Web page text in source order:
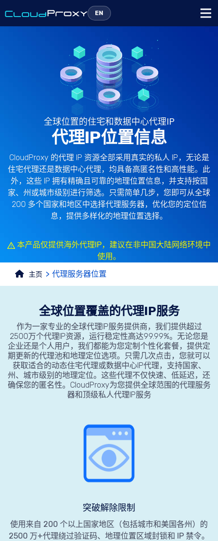
EN
全球位置的住宅和数据中心代理IP
代理IP位置信息
CloudProxy 的代理 IP 资源全部采用真实的私人 IP，无论是
住宅代理还是数据中心代理，均具备高匿名性和高性能。此
外，这些 IP 拥有精确且可靠的地理位置信息，并支持按国
家、州或城市级别进行筛选。只需简单几步，您即可从全球
200 多个国家和地区中选择代理服务器，优化您的定位信
息，提供多样化的地理位置选择。
本产品仅提供海外代理IP，建议在非中国大陆网络环境中
使用。
主页 代理服务器位置
全球位置覆盖的代理IP服务
作为一家专业的全球代理IP服务提供商，我们提供超过
2500万个代理IP资源，运行稳定性高达99.99%。无论您是
企业还是个人用户，我们都能为您定制个性化套餐，提供定
期更新的代理池和地理定位选项。只需几次点击，您就可以
获取适合的动态住宅代理或数据中心IP代理，支持国家、
州、城市级别的地理定位。这些代理不仅快速、低延迟，还
确保您的匿名性。CloudProxy为您提供全球范围的代理服务
器和顶级私人代理IP服务
突破解除限制
使用来自 200 个以上国家地区（包括城市和美国各州）的
2500 万+代理绕过验证码、地理位置区域封锁和 IP 禁令。